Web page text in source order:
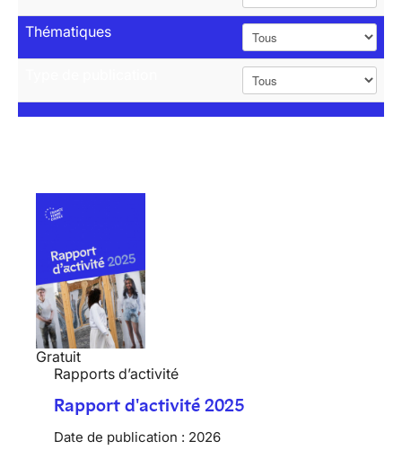
Thématiques
Gratuit
Rapports d’activité
Rapport d'activité 2025
Date de publication : 2026